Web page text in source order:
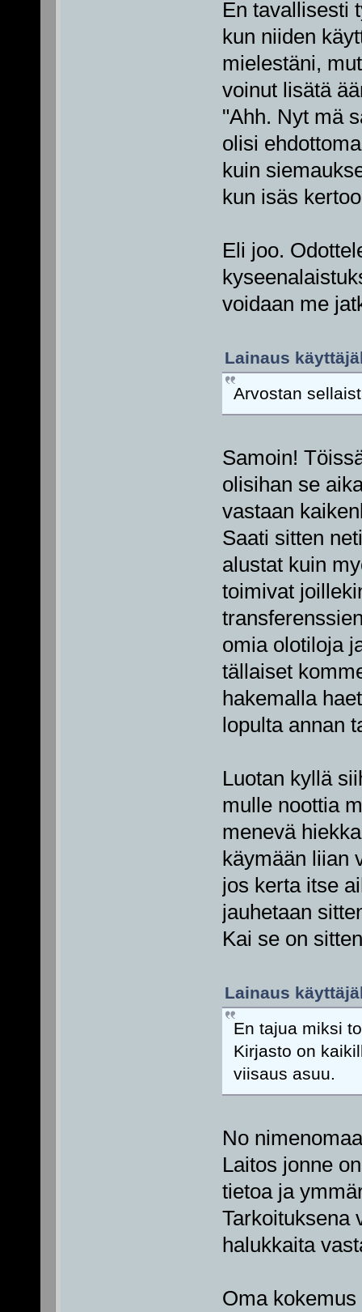
En tavallisesti
kun niiden
mielestäni,
voinut lisätä
"Ahh. Nyt mä
olisi
kuin
kun isäs
Eli joo.
voidaan me
Lainaus
Arvostan
Samoin!
olisihan se
vastaan
Saati sitten
alustat kuin
toimivat
omia olotiloja
tällaiset
hakemalla
lopulta annan
Luotan kyllä
mulle noottia
menevä
käymään liian
jos kerta itse
jauhetaan
Kai se on
Lainaus
En tajua miksi
Kirjasto on
viisaus asuu.
No
Laitos jonne
tietoa ja
Tarkoituksena
halukkaita
Oma